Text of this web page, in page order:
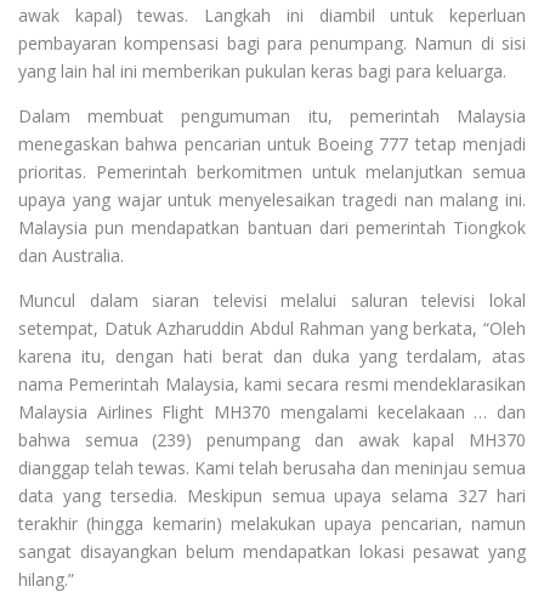
awak kapal) tewas. Langkah ini diambil untuk keperluan
pembayaran kompensasi bagi para penumpang. Namun di sisi
yang lain hal ini memberikan pukulan keras bagi para keluarga.
Dalam membuat pengumuman itu, pemerintah Malaysia
menegaskan bahwa pencarian untuk Boeing 777 tetap menjadi
prioritas. Pemerintah berkomitmen untuk melanjutkan semua
upaya yang wajar untuk menyelesaikan tragedi nan malang ini.
Malaysia pun mendapatkan bantuan dari pemerintah Tiongkok
dan Australia.
Muncul dalam siaran televisi melalui saluran televisi lokal
setempat, Datuk Azharuddin Abdul Rahman yang berkata, “Oleh
karena itu, dengan hati berat dan duka yang terdalam, atas
nama Pemerintah Malaysia, kami secara resmi mendeklarasikan
Malaysia Airlines Flight MH370 mengalami kecelakaan … dan
bahwa semua (239) penumpang dan awak kapal MH370
dianggap telah tewas. Kami telah berusaha dan meninjau semua
data yang tersedia. Meskipun semua upaya selama 327 hari
terakhir (hingga kemarin) melakukan upaya pencarian, namun
sangat disayangkan belum mendapatkan lokasi pesawat yang
hilang.”